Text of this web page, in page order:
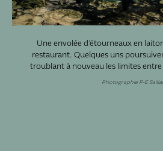
Une envolée d’étourneaux en
restaurant. Quelques uns
troublant à nouveau les limites
Photographie P-E